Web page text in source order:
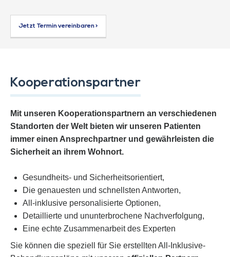
Jetzt Termin vereinbaren >
Kooperationspartner
Mit unseren Kooperationspartnern an verschiedenen
Standorten der Welt bieten wir unseren Patienten
immer einen Ansprechpartner und gewährleisten die
Sicherheit an ihrem Wohnort.
Gesundheits- und Sicherheitsorientiert,
Die genauesten und schnellsten Antworten,
All-inklusive personalisierte Optionen,
Detaillierte und ununterbrochene Nachverfolgung,
Eine echte Zusammenarbeit des Experten
Sie können die speziell für Sie erstellten All-Inklusive-